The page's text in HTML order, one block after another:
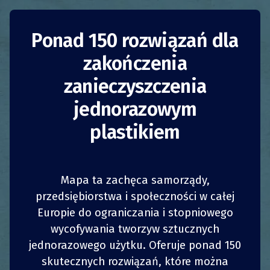
Projekty Clean up the
Organizacje pozarządowe
Od 24 kolejnych lat organizacja pozarządowa
MEDSOSprowadzi projekt „Clean Up the Med”,
który obejmuje:
1 UDOSTĘPNIJ z UDOSTĘPNIJ
4 UDOSTĘPNIJ UDOSTĘPNIJ
Ponad 150 rozwiązań dla
zakończenia
zanieczyszczenia
jednorazowym
plastikiem
Mapa ta zachęca samorządy,
przedsiębiorstwa i społeczności w całej
Europie do ograniczania i stopniowego
wycofywania tworzyw sztucznych
jednorazowego użytku. Oferuje ponad 150
skutecznych rozwiązań, które można
1 UDOSTĘPNIJ z UDOSTĘPNIJ
4 UDOSTĘPNIJ UDOSTĘPNIJ